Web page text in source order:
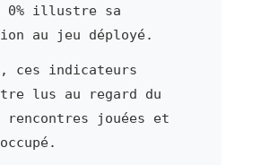
0% illustre sa
au jeu déployé.
ces indicateurs
lus au regard du
rencontres jouées et